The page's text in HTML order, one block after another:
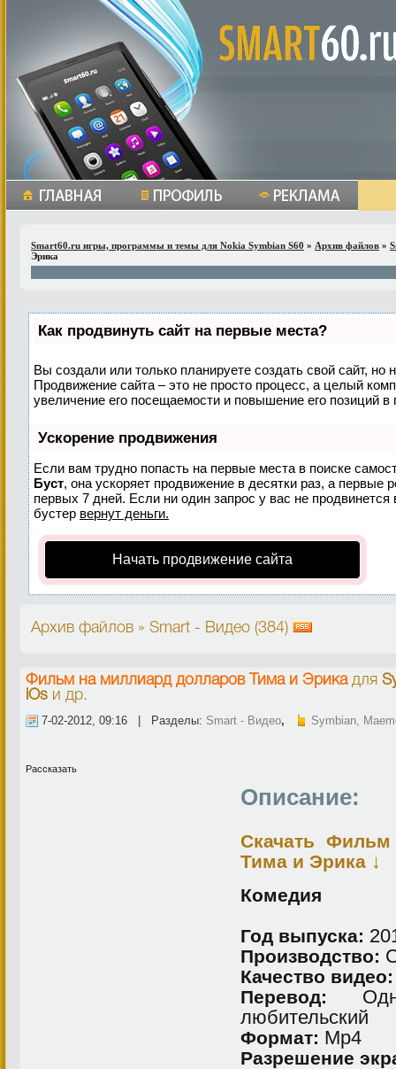
Smart60.ru игры, программы и темы для Nokia Symbian S60 » Архив файлов »
Эрика
Как продвинуть сайт на первые места?
Вы создали или только планируете создать свой сайт, но
Продвижение сайта – это не просто процесс, а целый
увеличение его посещаемости и повышение его позиций в
Ускорение продвижения
Если вам трудно попасть на первые места в поиске
Буст, она ускоряет продвижение в десятки раз, а первые
первых 7 дней. Если ни один запрос у вас не
бустер вернут деньги.
Начать продвижение сайта
Архив файлов » Smart - Видео (384)
Фильм на миллиард долларов Тима и Эрика для
iOs и др.
7-02-2012, 09:16 | Разделы: Smart - Видео, Symbian,
Рассказать
Описание:
Скачать
Тима и Эрика ↓
Комедия
Год выпуска:
Производство:
Качество видео:
Перевод:
любительский
Формат: Мр4
Разрешение